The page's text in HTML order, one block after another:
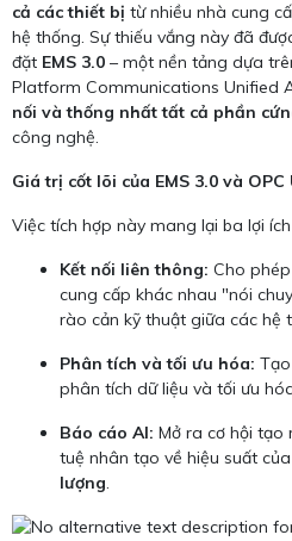
cả các thiết bị từ nhiều nhà cung
hệ thống. Sự thiếu vắng này đã
đặt EMS 3.0 – một nền tảng dựa
Platform Communications Unified
nối và thống nhất tất cả phần
công nghệ.
Giá trị cốt lõi của EMS 3.0 và OPC
Việc tích hợp này mang lại ba lợi
Kết nối liên thông: Cho
cung cấp khác nhau "nói
rào cản kỹ thuật giữa các hệ
Phân tích và tối ưu hóa:
phân tích dữ liệu và tối ưu
Báo cáo AI: Mở ra cơ hội
tuệ nhân tạo về hiệu suất
lượng.